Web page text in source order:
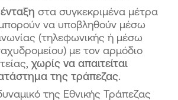
στα συγκεκριμένα μέτρα
να υποβληθούν μέσω
(τηλεφωνικής ή μέσω
με τον αρμόδιο
χωρίς να απαιτείται
της τράπεζας.
της Εθνικής Τράπεζας